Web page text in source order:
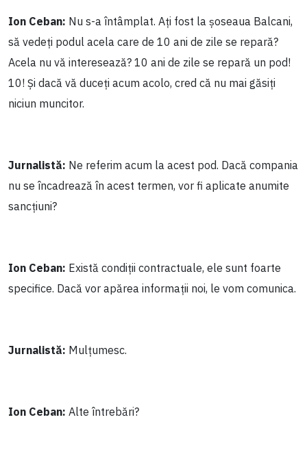
Ion Ceban: Nu s-a întâmplat. Ați fost la șoseaua Balcani,
să vedeți podul acela care de 10 ani de zile se repară?
Acela nu vă interesează? 10 ani de zile se repară un pod!
10! Și dacă vă duceți acum acolo, cred că nu mai găsiți
niciun muncitor.
Jurnalistă: Ne referim acum la acest pod. Dacă compania
nu se încadrează în acest termen, vor fi aplicate anumite
sancțiuni?
Ion Ceban: Există condiții contractuale, ele sunt foarte
specifice. Dacă vor apărea informații noi, le vom comunica.
Jurnalistă: Mulțumesc.
Ion Ceban: Alte întrebări?